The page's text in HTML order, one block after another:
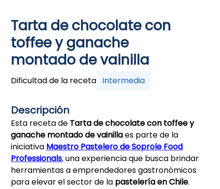
Tarta de chocolate con
toffee y ganache
montado de vainilla
Dificultad de la receta Intermedia
Descripción
Esta receta de Tarta de chocolate con toffee y
ganache montado de vainillaes parte de la
iniciativa Maestro Pastelero de Soprole Food
Professionals,una experiencia que busca brindar
herramientas a emprendedores gastronómicos
para elevar el sector de la pastelería en Chile.